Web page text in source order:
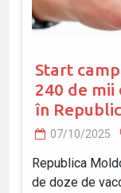
Start
240 de mii
în
07/10/2025
Republica
de doze de